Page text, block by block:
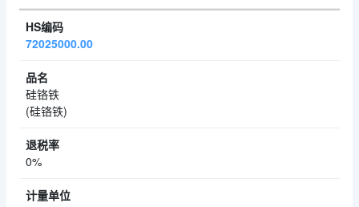
72025000.00
硅铬铁
(硅铬铁)
0%